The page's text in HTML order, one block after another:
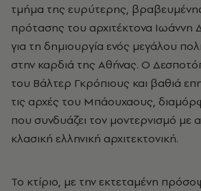
τμήμα της ευρύτερης,
πρότασης του αρχιτέκτονα Ιωάννη
για τη δημιουργία ενός μεγάλου
στην καρδιά της Αθήνας. Ο
του Βάλτερ Γκρόπιους και βαθιά
τις αρχές του Μπάουχαους,
που συνδυάζει τον μοντερνισμό με
κλασική ελληνική αρχιτεκτονική.
Το κτίριο, με την εκτεταμένη